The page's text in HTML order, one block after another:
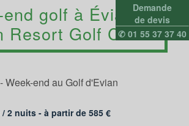
Demande
de devis
✆ 01 55 37 37 40
end golf à Évian –
Resort Golf Club
-Week-end au Golf d'Evian
/ 2 nuits - à partir de 585 €